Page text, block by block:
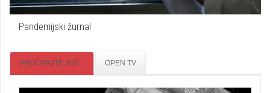
Pandemijski žurnal
PROČITAJTE JOŠ... OPEN TV